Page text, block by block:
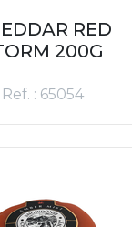
RED
200G
Ref. : 65054